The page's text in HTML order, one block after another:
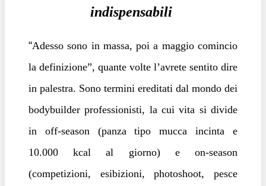
indispensabili
“Adesso sono in massa, poi a maggio comincio
la definizione”, quante volte l’avrete sentito dire
in palestra. Sono termini ereditati dal mondo dei
bodybuilder professionisti, la cui vita si divide
in off-season (panza tipo mucca incinta e
10.000 kcal al giorno) e on-season
(competizioni, esibizioni, photoshoot, pesce